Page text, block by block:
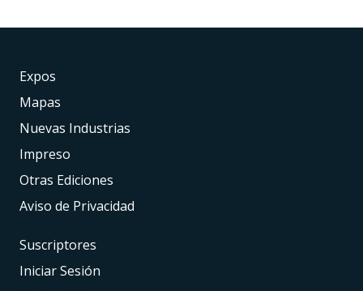
Expos
Mapas
Nuevas Industrias
Impreso
Otras Ediciones
Aviso de Privacidad
Suscriptores
Iniciar Sesión